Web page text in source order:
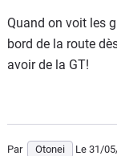
Quand on voit les
bord de la route
avoir de la GT!
Par Otonei Le 31/